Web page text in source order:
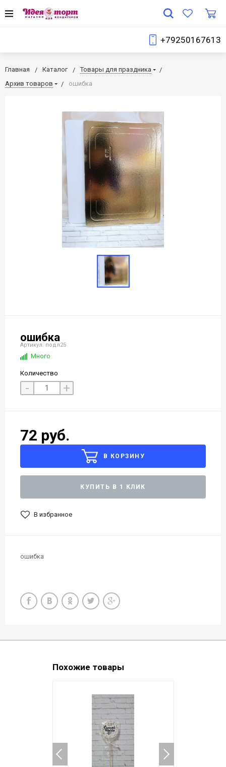
+79250167613
Главная Каталог
Товары для праздника
Архив товаров
ошибка
ошибка
Артикул: подл25
Много
Количество
- +
72 руб.
В КОРЗИНУ
КУПИТЬ В 1 КЛИК
В избранное
ошибка
Похожие товары